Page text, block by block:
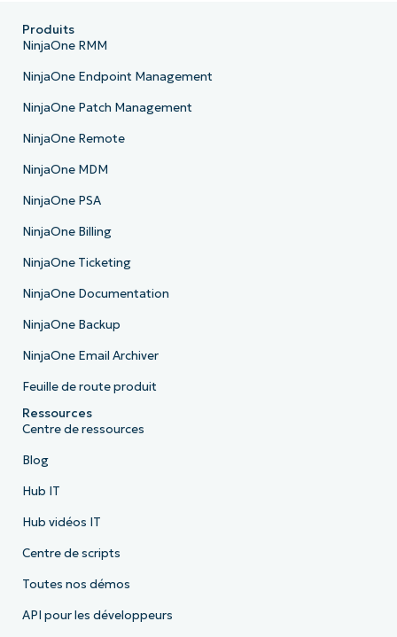
Produits
NinjaOne RMM
NinjaOne Endpoint Management
NinjaOne Patch Management
NinjaOne Remote
NinjaOne MDM
NinjaOne PSA
NinjaOne Billing
NinjaOne Ticketing
NinjaOne Documentation
NinjaOne Backup
NinjaOne Email Archiver
Feuille de route produit
Ressources
Centre de ressources
Blog
Hub IT
Hub vidéos IT
Centre de scripts
Toutes nos démos
API pour les développeurs